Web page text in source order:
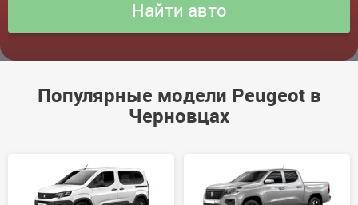
Популярные модели Peugeot в
Черновцах